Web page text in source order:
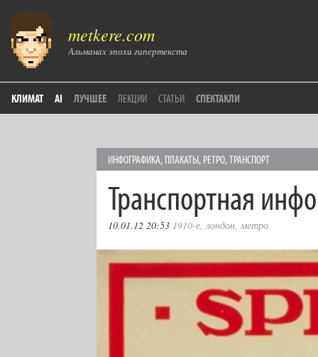
metkere.com
Альманах эпохи гипертекста
КЛИМАТ AI ЛУЧШЕЕ ЛЕКЦИИ СТАТЬИ СПЕКТАКЛИ
ИНФОГРАФИКА, ПЛАКАТЫ, РЕТРО,ТРАНСПОРТ
Транспортная
10.01.12 20:53 1910-е,лондон,метро